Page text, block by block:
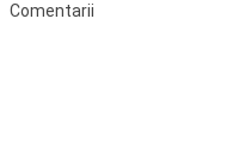
Comentarii